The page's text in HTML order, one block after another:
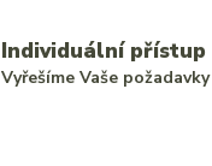
Individuální přístup
Vyřešíme Vaše požadavky